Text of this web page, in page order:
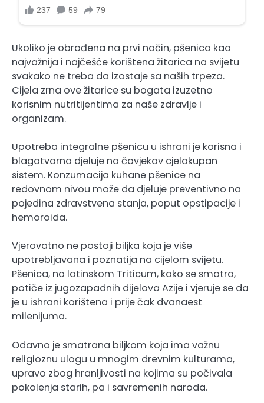
Ukoliko je obrađena na prvi način, pšenica kao
najvažnija i najčešće korištena žitarica na svijetu
svakako ne treba da izostaje sa naših trpeza.
Cijela zrna ove žitarice su bogata izuzetno
korisnim nutritijentima za naše zdravlje i
organizam.
Upotreba integralne pšenicu u ishrani je korisna i
blagotvorno djeluje na čovjekov cjelokupan
sistem. Konzumacija kuhane pšenice na
redovnom nivou može da djeluje preventivno na
pojedina zdravstvena stanja, poput opstipacije i
hemoroida.
Vjerovatno ne postoji biljka koja je više
upotrebljavana i poznatija na cijelom svijetu.
Pšenica, na latinskom Triticum, kako se smatra,
potiče iz jugozapadnih dijelova Azije i vjeruje se da
je u ishrani korištena i prije čak dvanaest
milenijuma.
Odavno je smatrana biljkom koja ima važnu
religioznu ulogu u mnogim drevnim kulturama,
upravo zbog hranljivosti na kojima su počivala
pokolenja starih, pa i savremenih naroda.